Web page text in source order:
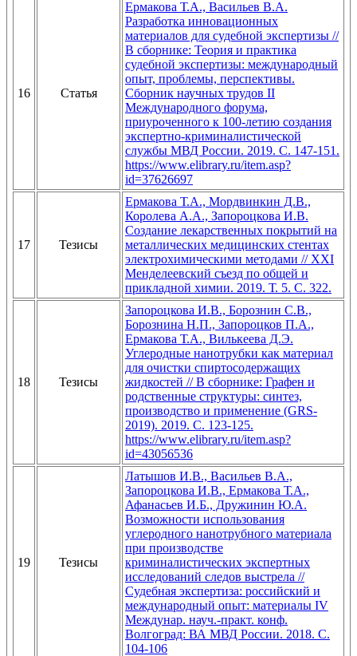
16 Статья
Ермакова Т.А., Васильев В.А.
Разработка инновационных
материалов для судебной экспертизы //
В сборнике: Теория и практика
судебной экспертизы: международный
опыт, проблемы, перспективы.
Сборник научных трудов II
Международного форума,
приуроченного к 100-летию создания
экспертно-криминалистической
службы МВД России. 2019. С. 147-151.
https://www.elibrary.ru/item.asp?
id=37626697
17 Тезисы
Ермакова Т.А., Мордвинкин Д.В.,
Королева А.А., Запороцкова И.В.
Создание лекарственных покрытий на
металлических медицинских стентах
электрохимическими методами // ХХI
Менделеевский съезд по общей и
прикладной химии. 2019. Т. 5. С. 322.
18 Тезисы
Запороцкова И.В., Борознин С.В.,
Борознина Н.П., Запороцков П.А.,
Ермакова Т.А., Вилькеева Д.Э.
Углеродные нанотрубки как материал
для очистки спиртосодержащих
жидкостей // В сборнике: Графен и
родственные структуры: синтез,
производство и применение (GRS-
2019). 2019. С. 123-125.
https://www.elibrary.ru/item.asp?
id=43056536
19 Тезисы
Латышов И.В., Васильев В.А.,
Запороцкова И.В., Ермакова Т.А.,
Афанасьев И.Б., Дружинин Ю.А.
Возможности использования
углеродного нанотрубного материала
при производстве
криминалистических экспертных
исследований следов выстрела //
Судебная экспертиза: российский и
международный опыт: материалы IV
Междунар. науч.-практ. конф.
Волгоград: ВА МВД России. 2018. С.
104-106